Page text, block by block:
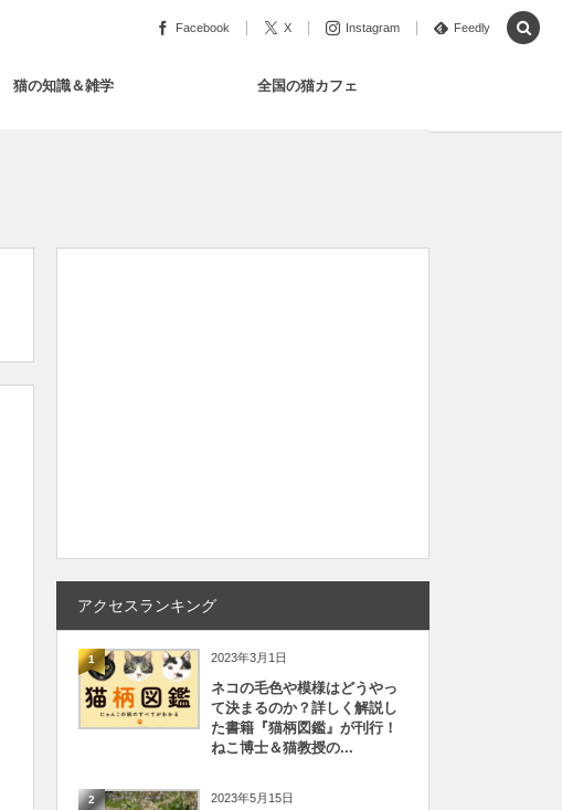
Facebook X Instagram Feedly
猫の知識＆雑学 全国の猫カフェ
アクセスランキング
1 2023年3月1日
ネコの毛色や模様はどうやっ
て決まるのか？詳しく解説し
た書籍『猫柄図鑑』が刊行！
ねこ博士＆猫教授の...
2 2023年5月15日